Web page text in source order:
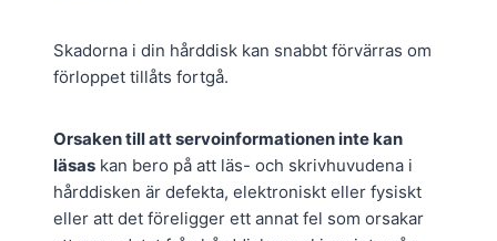
Skadorna i din hårddisk kan snabbt förvärras om
förloppet tillåts fortgå.
Orsaken till att servoinformationen inte kan
läsas kan bero på att läs- och skrivhuvudena i
hårddisken är defekta, elektroniskt eller fysiskt
eller att det föreligger ett annat fel som orsakar